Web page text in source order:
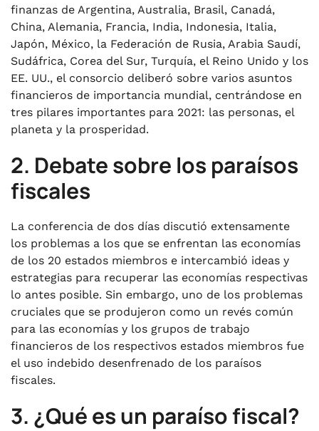
finanzas de Argentina, Australia, Brasil, Canadá,
China, Alemania, Francia, India, Indonesia, Italia,
Japón, México, la Federación de Rusia, Arabia Saudí,
Sudáfrica, Corea del Sur, Turquía, el Reino Unido y los
EE. UU., el consorcio deliberó sobre varios asuntos
financieros de importancia mundial, centrándose en
tres pilares importantes para 2021: las personas, el
planeta y la prosperidad.
2. Debate sobre los paraísos
fiscales
La conferencia de dos días discutió extensamente
los problemas a los que se enfrentan las economías
de los 20 estados miembros e intercambió ideas y
estrategias para recuperar las economías respectivas
lo antes posible. Sin embargo, uno de los problemas
cruciales que se produjeron como un revés común
para las economías y los grupos de trabajo
financieros de los respectivos estados miembros fue
el uso indebido desenfrenado de los paraísos
fiscales.
3. ¿Qué es un paraíso fiscal?